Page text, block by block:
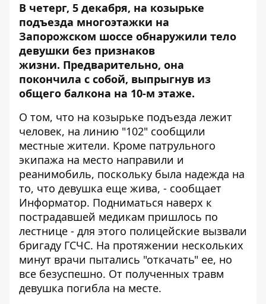
В четерг, 5 декабря, на козырьке
подъезда многоэтажки на
Запорожском шоссе обнаружили тело
девушки без признаков
жизни. Предварительно, она
покончила с собой, выпрыгнув из
общего балкона на 10-м этаже.
О том, что на козырьке подъезда лежит
человек, на линию "102" сообщили
местные жители. Кроме патрульного
экипажа на место направили и
реанимобиль, поскольку была надежда на
то, что девушка еще жива, - сообщает
Информатор. Подниматься наверх к
пострадавшей медикам пришлось по
лестнице - для этого полицейские вызвали
бригаду ГСЧС. На протяжении нескольких
минут врачи пытались "откачать" ее, но
все безуспешно. От полученных травм
девушка погибла на месте.